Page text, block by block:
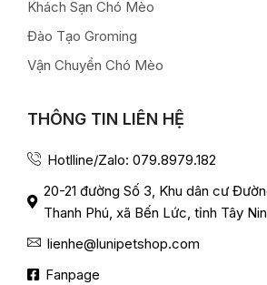
Khách Sạn Chó Mèo
Đào Tạo Groming
Vận Chuyển Chó Mèo
THÔNG TIN LIÊN HỆ
Hotlline/Zalo: 079.8979.182
20-21 đường Số 3, Khu dân cư
Thanh Phú, xã Bến Lức, tỉnh Tây
lienhe@lunipetshop.com
Fanpage